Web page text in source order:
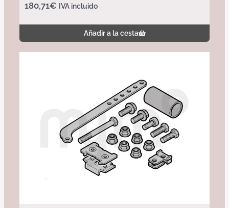
180,71€ IVA incluido
Añadir a la cesta